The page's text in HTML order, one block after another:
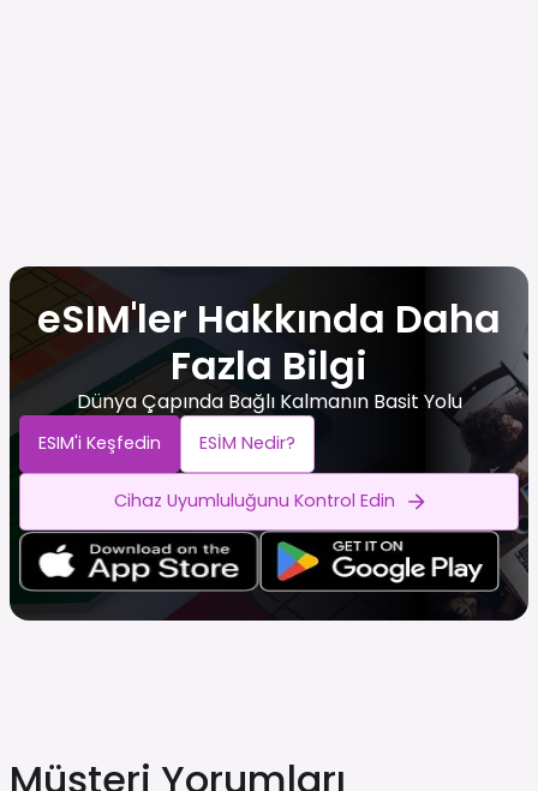
eSIM'ler Hakkında Daha
Fazla Bilgi
Dünya Çapında Bağlı Kalmanın Basit Yolu
ESIM'i Keşfedin ESİM Nedir?
Cihaz Uyumluluğunu Kontrol Edin
Müşteri Yorumları